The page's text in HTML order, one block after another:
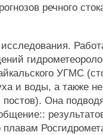
речного
УГМС
и воды, а также
Она